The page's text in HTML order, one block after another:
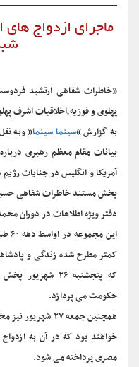
ماجرای ازدواج
«خاطرات شفاهی ارتشبد
پهلوی و فوزیه،اخلاقیات اشرف
به گزارش “سینما سینما” وبه
بیانات مقام معظم رهبری
آمریکا و انگلیس در جنایات
پخش مستند خاطرات شفاهی
دفتر ویژه اطلاعات در دوران محمدرضا پهلوی
کمتر مطرح شده زندگی و
که پنجشنبه ۲۶ شهریور پخش می شود، به موضوع
حکومت می پردازد.
همچنین جمعه ۲۷
خواهند بود که در آن به
مصری پرداخته می شود.